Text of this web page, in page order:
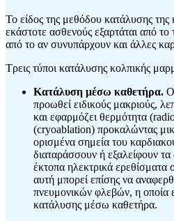
Το είδος της μεθόδου κατάλυσης
εκάστοτε ασθενούς εξαρτάται από το
από το αν συνυπάρχουν και άλλες
Τρεις τύποι κατάλυσης κολπικής
Κατάλυση μέσω καθετήρα. Ο
προωθεί ειδικούς μακριούς,
και εφαρμόζει θερμότητα
(cryoablation) προκαλώντας
ορισμένα σημεία του
διαταράσσουν ή εξαλείφουν
έκτοπα ηλεκτρικά ερεθίσματα
αυτή μπορεί επίσης να
πνευμονικών φλεβών, η οποία
κατάλυσης μέσω καθετήρα.